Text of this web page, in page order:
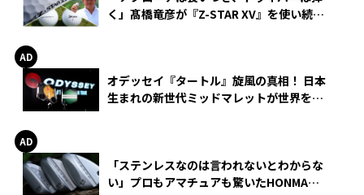
く」髙橋竜彦が『Z-STAR XV』を使い続け
オデッセイ『タートル』旋風の真相！ 日本
生まれの新世代ミッドマレットが世界を席
「ステンレスなのは言われないとわからな
い」プロもアマチュアも驚いたHONMA